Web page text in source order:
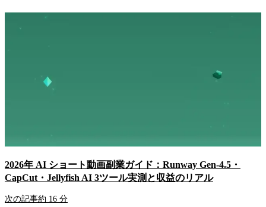
2026年 AI ショート動画副業ガイド：Runway Gen-4.5・
CapCut・Jellyfish AI 3ツール実測と収益のリアル
次の記事約 16 分